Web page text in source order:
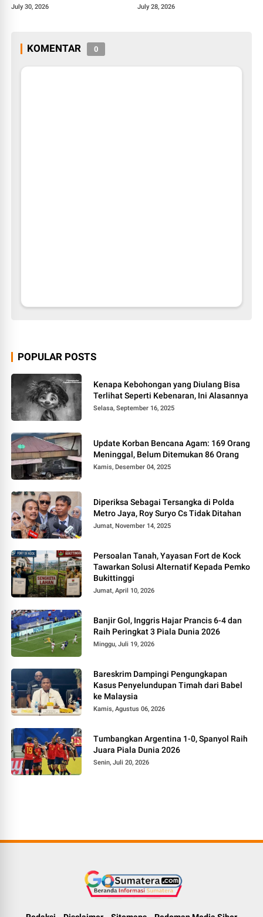
Pemalang
July 30, 2026 July 28, 2026
KOMENTAR 0
POPULAR POSTS
Kenapa Kebohongan yang Diulang Bisa
Terlihat Seperti Kebenaran, Ini Alasannya
Selasa, September 16, 2025
Update Korban Bencana Agam: 169 Orang
Meninggal, Belum Ditemukan 86 Orang
Kamis, Desember 04, 2025
Diperiksa Sebagai Tersangka di Polda
Metro Jaya, Roy Suryo Cs Tidak Ditahan
Jumat, November 14, 2025
Persoalan Tanah, Yayasan Fort de Kock
Tawarkan Solusi Alternatif Kepada Pemko
Bukittinggi
Jumat, April 10, 2026
Banjir Gol, Inggris Hajar Prancis 6-4 dan
Raih Peringkat 3 Piala Dunia 2026
Minggu, Juli 19, 2026
Bareskrim Dampingi Pengungkapan
Kasus Penyelundupan Timah dari Babel
ke Malaysia
Kamis, Agustus 06, 2026
Tumbangkan Argentina 1-0, Spanyol Raih
Juara Piala Dunia 2026
Senin, Juli 20, 2026